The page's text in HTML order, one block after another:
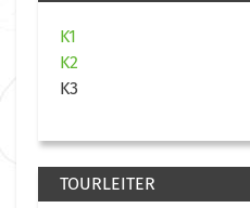
K1
K2
K3
TOURLEITER